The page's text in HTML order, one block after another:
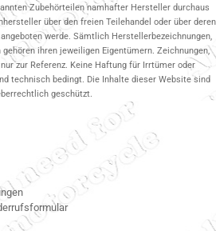
Zubehörteilen namhafter Hersteller durchaus
über den freien Teilehandel oder über deren
werde. Sämtlich Herstellerbezeichnungen,
ihren jeweiligen Eigentümern. Zeichnungen,
zur Referenz. Keine Haftung für Irrtümer oder
technisch bedingt. Die Inhalte dieser Website sind
geschützt.